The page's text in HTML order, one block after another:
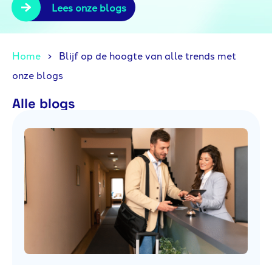
Lees onze blogs
Home
Blijf op de hoogte van alle trends met
onze blogs
Alle blogs